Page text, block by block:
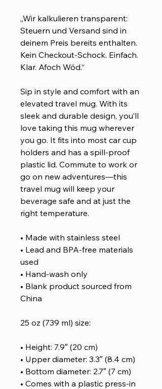
„Wir kalkulieren transparent:
Steuern und Versand sind in
deinem Preis bereits enthalten.
Kein Checkout-Schock. Einfach.
Klar. Afoch Wöd.“
Sip in style and comfort with an
elevated travel mug. With its
sleek and durable design, you’ll
love taking this mug wherever
you go. It fits into most car cup
holders and has a spill-proof
plastic lid. Commute to work or
go on new adventures—this
travel mug will keep your
beverage safe and at just the
right temperature.
• Made with stainless steel
• Lead and BPA-free materials
used
• Hand-wash only
• Blank product sourced from
China
25 oz (739 ml) size:
• Height: 7.9″ (20 cm)
• Upper diameter: 3.3″ (8.4 cm)
• Bottom diameter: 2.7″ (7 cm)
• Comes with a plastic press-in